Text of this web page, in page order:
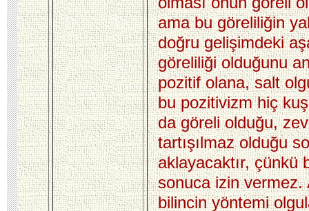
ama bu göreliliğin
doğru gelişimdeki
göreliliği olduğunu
pozitif olana, salt
bu pozitivizm hiç
da göreli olduğu,
tartışılmaz olduğu
aklayacaktır, çünkü
sonuca izin vermez.
bilincin yöntemi